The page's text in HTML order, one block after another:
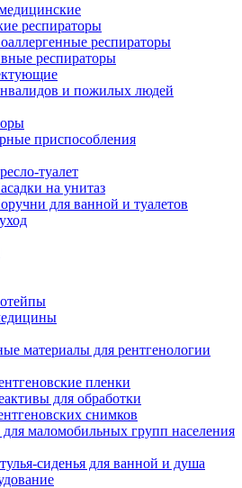
респираторы
респираторы
респираторы
и пожилых людей
приспособления
туалет
на унитаз
для ванной и туалетов
материалы для рентгенологии
пленки
для обработки
снимков
маломобильных групп населения
сиденья для ванной и душа